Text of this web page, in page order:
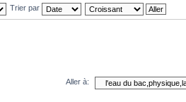
Trier par
Aller à: